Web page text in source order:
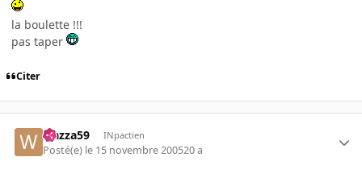
la boulette !!!
pas taper
Citer
wazza59 INpactien
Posté(e) le 15 novembre 200520 a